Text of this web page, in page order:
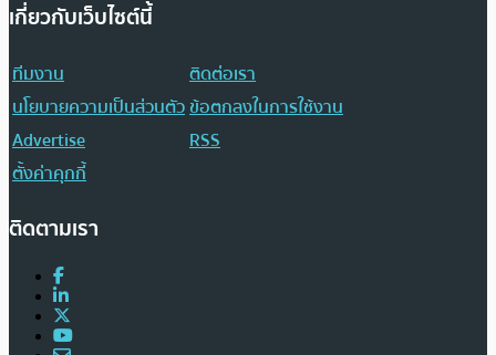
เกี่ยวกับเว็บไซต์นี้
ทีมงาน
ติดต่อเรา
นโยบายความเป็นส่วนตัวข้อตกลงในการใช้งาน
Advertise
RSS
ตั้งค่าคุกกี้
ติดตามเรา